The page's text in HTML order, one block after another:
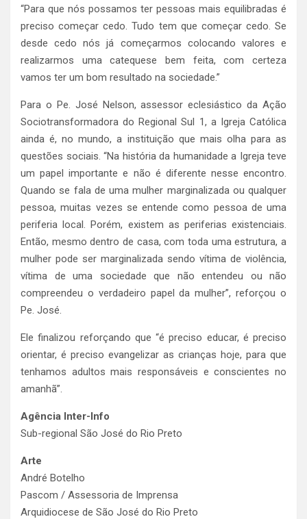
“Para que nós possamos ter pessoas mais equilibradas é
preciso começar cedo. Tudo tem que começar cedo. Se
desde cedo nós já começarmos colocando valores e
realizarmos uma catequese bem feita, com certeza
vamos ter um bom resultado na sociedade.”
Para o Pe. José Nelson, assessor eclesiástico da Ação
Sociotransformadora do Regional Sul 1, a Igreja Católica
ainda é, no mundo, a instituição que mais olha para as
questões sociais. “Na história da humanidade a Igreja teve
um papel importante e não é diferente nesse encontro.
Quando se fala de uma mulher marginalizada ou qualquer
pessoa, muitas vezes se entende como pessoa de uma
periferia local. Porém, existem as periferias existenciais.
Então, mesmo dentro de casa, com toda uma estrutura, a
mulher pode ser marginalizada sendo vítima de violência,
vítima de uma sociedade que não entendeu ou não
compreendeu o verdadeiro papel da mulher”, reforçou o
Pe. José.
Ele finalizou reforçando que “é preciso educar, é preciso
orientar, é preciso evangelizar as crianças hoje, para que
tenhamos adultos mais responsáveis e conscientes no
amanhã”.
Agência Inter-Info
Sub-regional São José do Rio Preto
Arte
André Botelho
Pascom / Assessoria de Imprensa
Arquidiocese de São José do Rio Preto